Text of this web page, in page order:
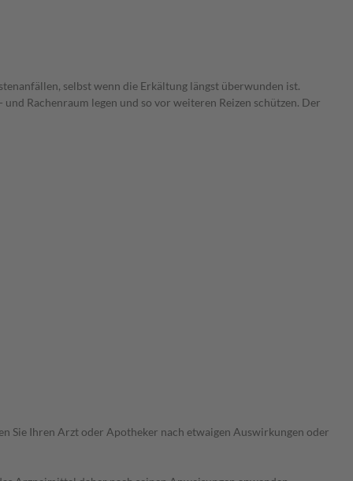
selbst wenn die Erkältung längst überwunden ist.
Rachenraum legen und so vor weiteren Reizen schützen. Der
Sie Ihren Arzt oder Apotheker nach etwaigen Auswirkungen oder